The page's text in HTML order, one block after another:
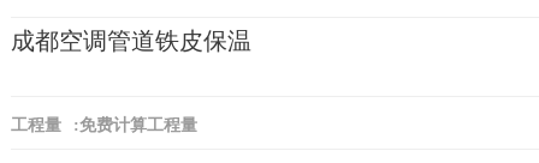
成都空调管道铁皮保温
工程量 :免费计算工程量